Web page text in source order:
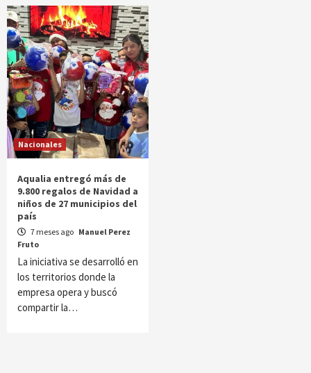
Nacionales
Aqualia entregó más de
9.800 regalos de Navidad a
niños de 27 municipios del
país
7 meses ago Manuel Perez
Fruto
La iniciativa se desarrolló en
los territorios donde la
empresa opera y buscó
compartir la…